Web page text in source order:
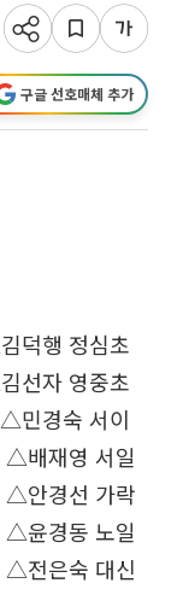
구글 선호매체 추가
덕행 정심초
선자 영중초
민경숙 서이
배재영 서일
안경선 가락
윤경동 노일
전은숙 대신